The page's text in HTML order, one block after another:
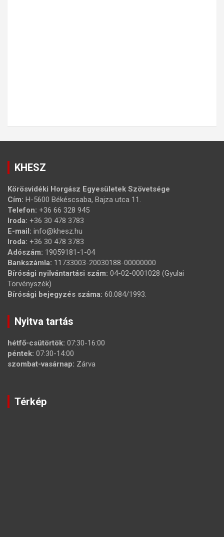
KHESZ
Körösvidéki Horgász Egyesületek Szövetsége
Cím: H-5600 Békéscsaba, Bajza utca 11.
Telefon: +36 66 328 945
Iroda: +36 30 478 3783
E-mail: info@khesz.hu
Iroda: +36 30 478 3783
Adószám: 19059181-1-04
Bankszámla: 11733003-20030188-00000000
Bírósági nyilvántartási szám: 04-02-0001028 (Gyulai
Törvényszék)
Bírósági bejegyzés száma: 60.084/1993.
Nyitva tartás
hétfő-csütörtök: 07:30-16:00
péntek: 07:30-14:00
szombat-vasárnap: Zárva
Térkép